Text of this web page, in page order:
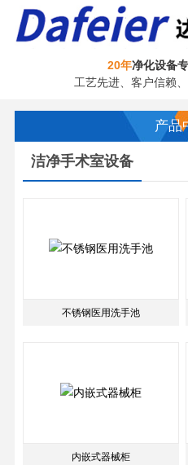
20年净化设备
工艺先进、客户信赖
产品
洁净手术室设备
不锈钢医用洗手池
内嵌式器械柜